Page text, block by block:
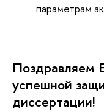
параметрам
Поздравляем
успешной
диссертации!